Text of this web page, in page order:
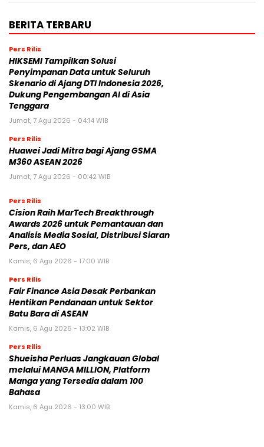
BERITA TERBARU
Pers Rilis
HIKSEMI Tampilkan Solusi
Penyimpanan Data untuk Seluruh
Skenario di Ajang DTI Indonesia 2026,
Dukung Pengembangan AI di Asia
Tenggara
Jumat, 7 Agu 2026 - 04:14 WIB
Pers Rilis
Huawei Jadi Mitra bagi Ajang GSMA
M360 ASEAN 2026
Jumat, 7 Agu 2026 - 00:42 WIB
Pers Rilis
Cision Raih MarTech Breakthrough
Awards 2026 untuk Pemantauan dan
Analisis Media Sosial, Distribusi Siaran
Pers, dan AEO
Kamis, 6 Agu 2026 - 17:00 WIB
Pers Rilis
Fair Finance Asia Desak Perbankan
Hentikan Pendanaan untuk Sektor
Batu Bara di ASEAN
Kamis, 6 Agu 2026 - 13:02 WIB
Pers Rilis
Shueisha Perluas Jangkauan Global
melalui MANGA MILLION, Platform
Manga yang Tersedia dalam 100
Bahasa
Kamis, 6 Agu 2026 - 13:00 WIB